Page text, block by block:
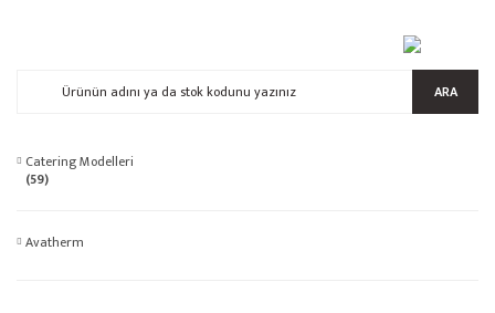
ARA
Catering Modelleri
(59)
Avatherm